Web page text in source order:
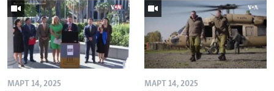
МАРТ 14, 2025 МАРТ 14, 2025